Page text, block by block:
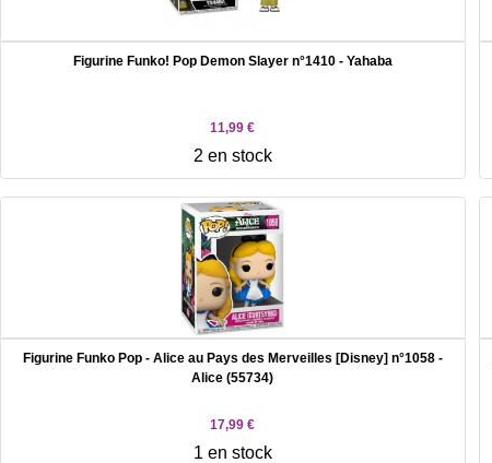
Figurine Funko! Pop Demon Slayer n°1410 - Yahaba
11,99 €
2 en stock
Figurine Funko Pop - Alice au Pays des Merveilles [Disney] n°1058 -
Alice (55734)
17,99 €
1 en stock